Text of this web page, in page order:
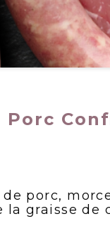
Porc
porc,
la graisse de